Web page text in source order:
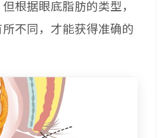
根据眼底脂肪的类型，
不同，才能获得准确的